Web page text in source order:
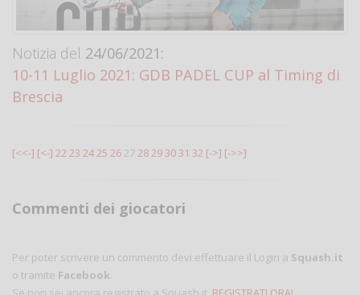
Notizia del 24/06/2021:
10-11 Luglio 2021: GDB PADEL CUP al Timing di
Brescia
[<<-] [<-] 22 23 2425 26 2728293031 32 [->] [->>]
Commenti dei giocatori
Per poter scrivere un commento devi effettuare il Login a Squash.it
o tramite Facebook.